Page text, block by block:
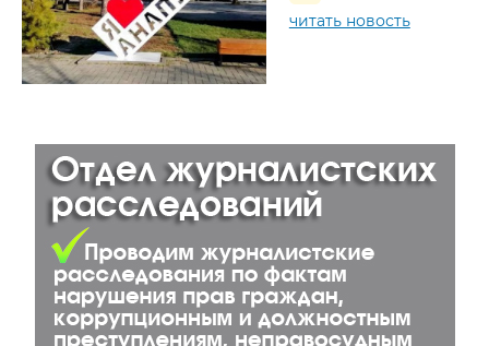
читать новость